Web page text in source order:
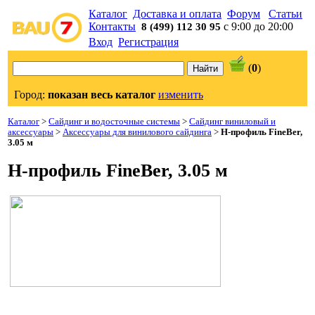
Каталог Доставка и оплата Форум
Статьи
Контакты 8 (499) 112 30 95 с 9:00 до 20:00
Вход Регистрация
(0)
Город: показан весь каталог изменить
Каталог > Сайдинг и водосточные системы > Сайдинг виниловый и
аксессуары > Аксессуары для винилового сайдинга > H-профиль FineBer,
3.05 м
H-профиль FineBer, 3.05 м